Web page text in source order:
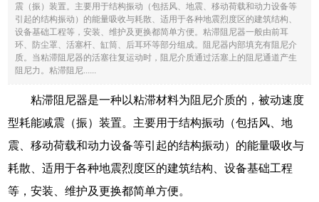
震（振）装置。主要用于结构振动（包括风、地震、移动荷载和动力设备等
引起的结构振动）的能量吸收与耗散、适用于各种地震烈度区的建筑结构、
设备基础工程等，安装、维护及更换都简单方便。粘滞阻尼器一般由前耳
环、防尘罩、活塞杆、缸筒、后耳环等部分组成。阻尼器内部填充有阻尼介
质。当粘滞阻尼器的活塞往复运动时，阻尼介质通过活塞上的阻尼通道产生
阻尼力。粘滞阻尼......
粘滞阻尼器是一种以粘滞材料为阻尼介质的，被动速度
型耗能减震（振）装置。主要用于结构振动（包括风、地
震、移动荷载和动力设备等引起的结构振动）的能量吸收与
耗散、适用于各种地震烈度区的建筑结构、设备基础工程
等，安装、维护及更换都简单方便。